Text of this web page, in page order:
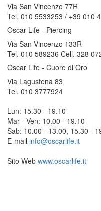
Via San Vincenzo 77R
Tel. 010 5533253 / +39 010
Oscar Life - Piercing
Via San Vincenzo 133R
Tel. 010 589236 Cell. 328
Oscar Life - Cuore di Oro
Via Lagustena 83
Tel. 010 3777924
Lun: 15.30 - 19.10
Mar - Ven: 10.00 - 19.10
Sab: 10.00 - 13.00, 15.30 -
E-mail info@oscarlife.it
Sito Web www.oscarlife.it